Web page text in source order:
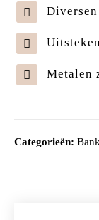
Metalen
Categorieën: